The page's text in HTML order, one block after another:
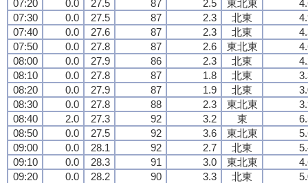
07:20
0.0 27.5 87 2.5 東北東
07:30
0.0 27.5 87 2.3 北東
07:40
0.0 27.6 87 2.3 北東
07:50
0.0 27.8 87 2.6 東北東
08:00
0.0 27.9 86 2.3 北東
08:10
0.0 27.8 87 1.8 北東
08:20
0.0 27.9 87 1.9 北東
08:30
0.0 27.8 88 2.3 東北東
08:40
2.0 27.3 92 3.2 東
08:50
0.0 27.5 92 3.6 東北東
09:00
0.0 28.1 92 2.7 北東
09:10
0.0 28.3 91 3.0 東北東
09:20
0.0 28.2 90 3.3 北東